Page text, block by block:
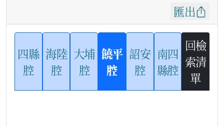
匯出
四縣
腔
海陸
腔
大埔
腔
饒平
腔
詔安
腔
南四
縣腔
回檢
索清
單